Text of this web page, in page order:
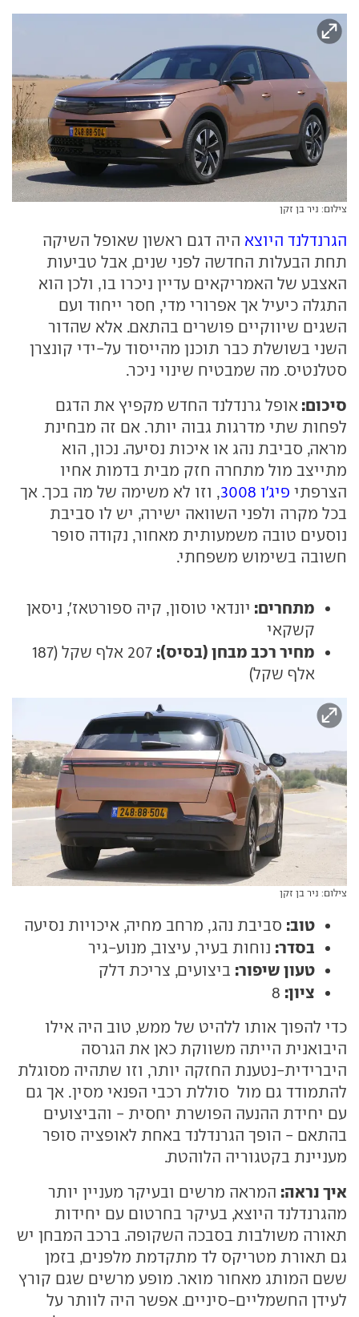
צילום: ניר בן זקן
הגרנדלנד היוצא היה דגם ראשון שאופל השיקה
תחת הבעלות החדשה לפני שנים, אבל טביעות
האצבע של האמריקאים עדיין ניכרו בו, ולכן הוא
התגלה כיעיל אך אפרורי מדי, חסר ייחוד ועם
השגים שיווקיים פושרים בהתאם. אלא שהדור
השני בשושלת כבר תוכנן מהייסוד על-ידי קונצרן
סטלנטיס. מה שמבטיח שינוי ניכר.
סיכום: אופל גרנדלנד החדש מקפיץ את הדגם
לפחות שתי מדרגות גבוה יותר. אם זה מבחינת
מראה, סביבת נהג או איכות נסיעה. נכון, הוא
מתייצב מול מתחרה חזק מבית בדמות אחיו
הצרפתי פיג'ו 3008
, וזו לא משימה של מה בכך. אך
בכל מקרה ולפני השוואה ישירה, יש לו סביבת
נוסעים טובה משמעותית מאחור, נקודה סופר
חשובה בשימוש משפחתי.
מתחרים: יונדאי טוסון, קיה ספורטאז', ניסאן
קשקאי
מחיר רכב מבחן (בסיס):
207 אלף שקל (187
אלף שקל)
צילום: ניר בן זקן
טוב: סביבת נהג, מרחב מחיה, איכויות נסיעה
בסדר: נוחות בעיר, עיצוב, מנוע-גיר
טעון שיפור: ביצועים, צריכת דלק
ציון:
כדי להפוך אותו ללהיט של ממש, טוב היה אילו
היבואנית הייתה משווקת כאן את הגרסה
היברידית-נטענת החזקה יותר, וזו שתהיה מסוגלת
להתמודד גם מול סוללת רכבי הפנאי מסין. אך גם
עם יחידת ההנעה הפושרת יחסית - והביצועים
בהתאם - הופך הגרנדלנד באחת לאופציה סופר
מעניינת בקטגוריה הלוהטת.
איך נראה: המראה מרשים ובעיקר מעניין יותר
מהגרנדלנד היוצא, בעיקר בחרטום עם יחידות
תאורה משולבות בסבכה השקופה. ברכב המבחן יש
גם תאורת מטריקס לד מתקדמת מלפנים, בזמן
ששם המותג מאחור מואר. מופע מרשים שגם קורץ
לעידן החשמליים-סיניים. אפשר היה לוותר על